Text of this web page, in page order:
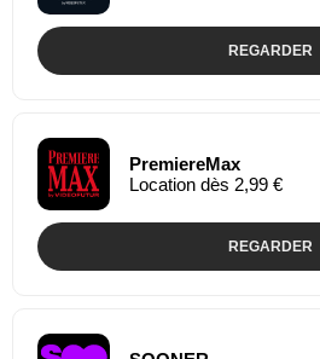
REGARDER
PremiereMax
Location dès 2,99 €
REGARDER